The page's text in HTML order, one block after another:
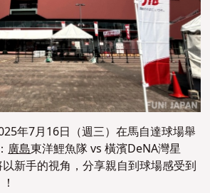
年7月16日（週三）在馬自達球場舉
廣島東洋鯉魚隊 vs 橫濱DeNA灣星
新手的視角，分享親自到球場感受到